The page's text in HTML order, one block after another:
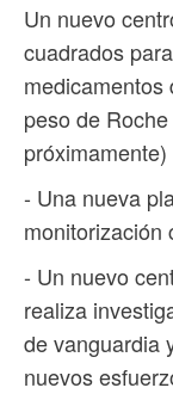
Un nuevo
cuadrados
medicamentos
peso de
próximamente)
- Una nueva
monitorización
- Un nuevo
realiza
de vanguardia
nuevos